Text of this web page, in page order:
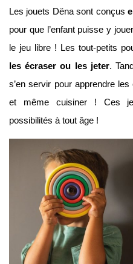
Les jouets Dëna sont conçus
pour que l’enfant puisse y
le jeu libre ! Les tout-petits
les écraser ou les jeter.
s’en servir pour apprendre
et même cuisiner ! Ces
possibilités à tout âge !